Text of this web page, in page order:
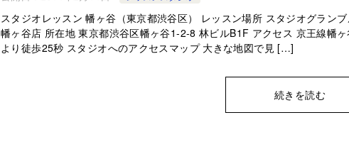
スタジオレッスン 幡ヶ谷（東京都渋谷区） レッスン場所 スタジオグラン
幡ヶ谷店 所在地 東京都渋谷区幡ヶ谷1-2-8 林ビルB1F アクセス 京王線幡ヶ
より徒歩25秒 スタジオへのアクセスマップ 大きな地図で見 […]
続きを読む